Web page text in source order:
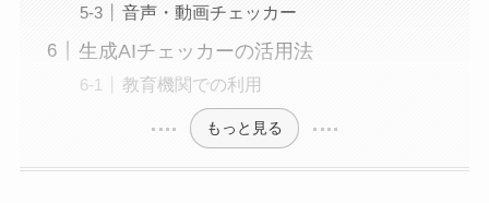
音声・動画チェッカー
生成AIチェッカーの活用法
教育機関での利用
もっと見る